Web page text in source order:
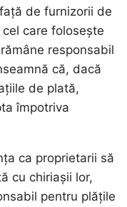
de furnizorii de
care folosește
responsabil
că, dacă
de plată,
împotriva
ca proprietarii să
cu chiriașii lor,
pentru plățile